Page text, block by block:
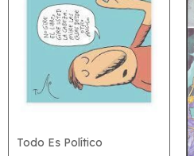
Todo Es Político